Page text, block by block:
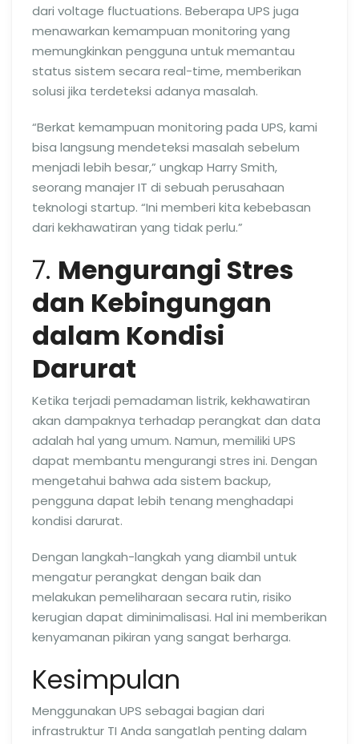
dari voltage fluctuations. Beberapa UPS juga
menawarkan kemampuan monitoring yang
memungkinkan pengguna untuk memantau
status sistem secara real-time, memberikan
solusi jika terdeteksi adanya masalah.
“Berkat kemampuan monitoring pada UPS, kami
bisa langsung mendeteksi masalah sebelum
menjadi lebih besar,” ungkap Harry Smith,
seorang manajer IT di sebuah perusahaan
teknologi startup. “Ini memberi kita kebebasan
dari kekhawatiran yang tidak perlu.”
7. Mengurangi Stres
dan Kebingungan
dalam Kondisi
Darurat
Ketika terjadi pemadaman listrik, kekhawatiran
akan dampaknya terhadap perangkat dan data
adalah hal yang umum. Namun, memiliki UPS
dapat membantu mengurangi stres ini. Dengan
mengetahui bahwa ada sistem backup,
pengguna dapat lebih tenang menghadapi
kondisi darurat.
Dengan langkah-langkah yang diambil untuk
mengatur perangkat dengan baik dan
melakukan pemeliharaan secara rutin, risiko
kerugian dapat diminimalisasi. Hal ini memberikan
kenyamanan pikiran yang sangat berharga.
Kesimpulan
Menggunakan UPS sebagai bagian dari
infrastruktur TI Anda sangatlah penting dalam